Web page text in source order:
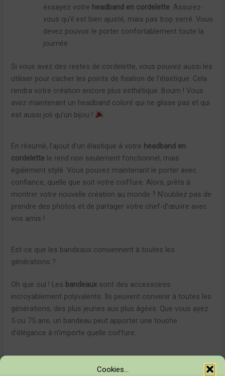
Cookies...
essayez votre headband en cordelette. Assurez-
vous qu’il est bien ajusté, mais pas trop serré. Vous
devez pouvoir le porter confortablement toute la
journée.
Si vous avez des restes de cordelette, vous pouvez aussi les
utiliser pour cacher les points de fixation de l’élastique. Cela
rendra votre création encore plus esthétique. Boum ! Vous
avez maintenant un headband coloré qui ne glisse pas et qui
est aussi joli qu’un bijou !
En résumé, l’ajout d’un élastique à votre headband en
cordelette le rend non seulement fonctionnel, mais
également stylé. Vous pouvez maintenant le porter avec
confiance, quelle que soit votre coiffure. Alors, prêts à
montrer votre nouvelle création au monde ? N’oubliez pas de
prendre des photos et de partager votre chef-d’œuvre avec
vos amis !
Est-ce que les bandeaux conviennent à toutes les
générations ?
Oh que oui ! Les bandeaux sont des accessoires
incroyablement polyvalents. Ils peuvent convenir à toutes les
générations, des plus jeunes aux plus âgées. Que vous ayez
5 ou 75 ans, un bandeau peut apporter une touche
d’élégance à n’importe quelle coiffure.
coloré peut être